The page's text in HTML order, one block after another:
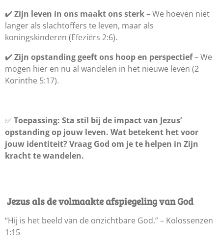
✔️Zijn leven in ons maakt ons sterk– We hoeven niet
langer als slachtoffers te leven, maar als
koningskinderen (Efeziërs 2:6).
✔️Zijn opstanding geeft ons hoop en perspectief– We
mogen hier en nu al wandelen in het nieuwe leven (2
Korinthe 5:17).
✅ Toepassing: Sta stil bij de impact van Jezus’
opstanding op jouw leven. Wat betekent het voor
jouw identiteit? Vraag God om je te helpen in Zijn
kracht te wandelen.
Jezus als de volmaakte afspiegeling van God
“Hij is het beeld van de onzichtbare God.” – Kolossenzen
1:15